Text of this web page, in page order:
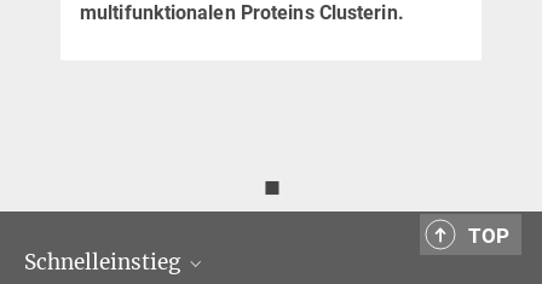
multifunktionalen Proteins Clusterin.
◼
TOP
Schnelleinstieg